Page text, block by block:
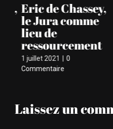
Eric de Chassey,
le Jura comme
lieu de
ressourcement
1 juillet 2021 |
Commentaire
Laissez un